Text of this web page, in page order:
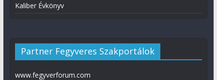
Kaliber Évkönyv
Partner Fegyveres Szakportálok
www.fegyverforum.com